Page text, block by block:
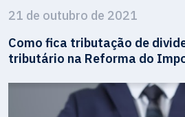
21 de outubro de 2021
Como fica tributação de
tributário na Reforma do